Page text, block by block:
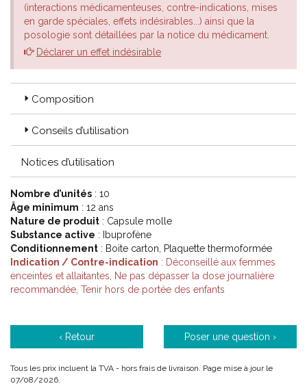
(interactions médicamenteuses, contre-indications, mises
en garde spéciales, effets indésirables...) ainsi que la
posologie sont détaillées par la notice du médicament.
Déclarer un effet indésirable
Composition
Conseils d’utilisation
Notices d’utilisation
Nombre d’unités : 10
Âge minimum : 12 ans
Nature de produit : Capsule molle
Substance active : Ibuprofène
Conditionnement : Boite carton, Plaquette thermoformée
Indication / Contre-indication : Déconseillé aux femmes
enceintes et allaitantes, Ne pas dépasser la dose journalière
recommandée, Tenir hors de portée des enfants
‹ Retour Poser une question ›
Tous les prix incluent la TVA - hors frais de livraison. Page mise à jour le
07/08/2026.